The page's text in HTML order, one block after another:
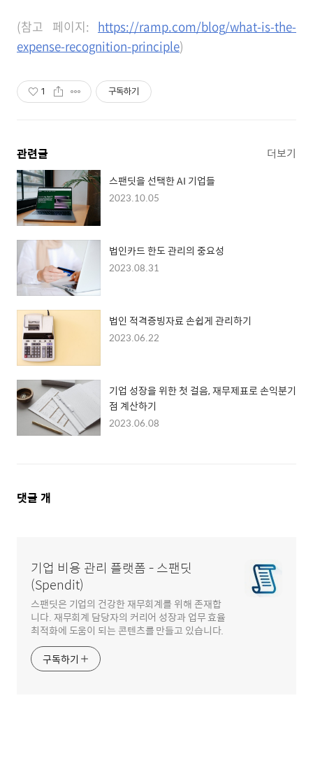
(참고 페이지: https://ramp.com/blog/what-is-the-
expense-recognition-principle)
1 구독하기
관련글 더보기
스팬딧을 선택한 AI 기업들
2023.10.05
법인카드 한도 관리의 중요성
2023.08.31
법인 적격증빙자료 손쉽게 관리하기
2023.06.22
기업 성장을 위한 첫 걸음, 재무제표로 손익분기
점 계산하기
2023.06.08
댓
댓글 개
기업 비용 관리 플랫폼 - 스팬딧
(Spendit)
스팬딧은 기업의 건강한 재무회계를 위해 존재합
니다. 재무회계 담당자의 커리어 성장과 업무 효율
최적화에 도움이 되는 콘텐츠를 만들고 있습니다.
구독하기